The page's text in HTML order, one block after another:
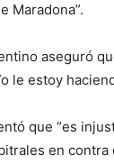
Maradona”.
aseguró
le estoy
que “es
en contra